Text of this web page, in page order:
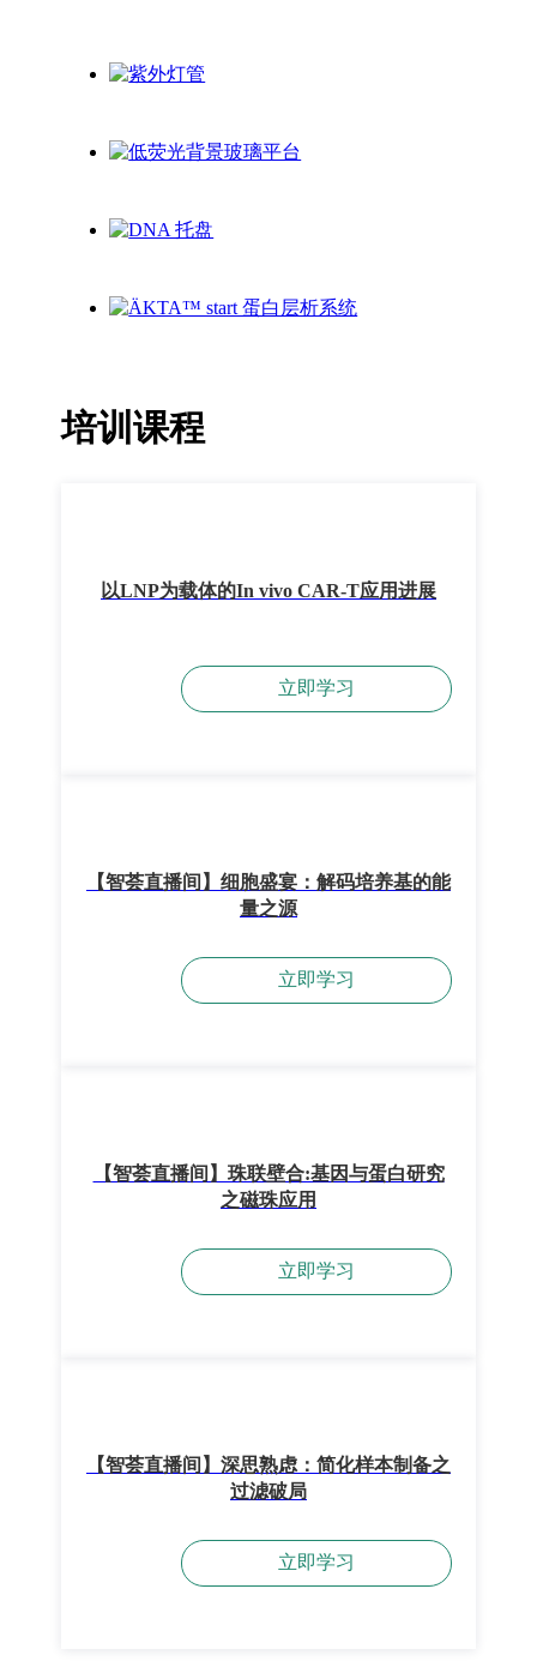
培训课程
以LNP为载体的In vivo CAR-T应用进展
立即学习
【智荟直播间】细胞盛宴：解码培养基的能
量之源
立即学习
【智荟直播间】珠联壁合:基因与蛋白研究
之磁珠应用
立即学习
【智荟直播间】深思熟虑：简化样本制备之
过滤破局
立即学习